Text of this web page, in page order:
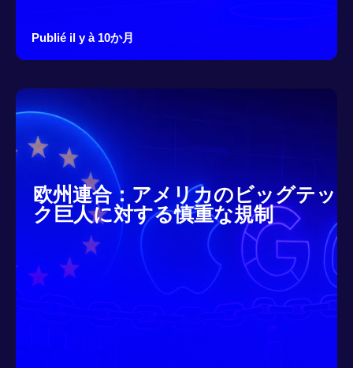
Publié il y à 10か月
欧州連合：アメリカのビッグテッ
ク巨人に対する慎重な規制